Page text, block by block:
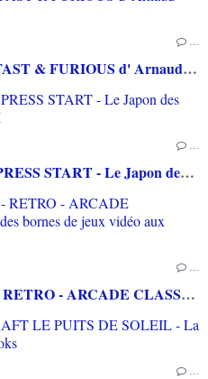
…
[REVUE LIVRE CINEMA] FAST & FURIOUS d' Arnaud BRIAND aux éditions CASA
…
[REVUE LIVRE GAMING] PRESS START - Le Japon des jeux vidéo aux éditions NUINUI
…
[REVUE LIVRE GAMING] - RETRO - ARCADE CLASSICS - La grande histoire des bornes de jeux vidéo aux éditions CASA
…